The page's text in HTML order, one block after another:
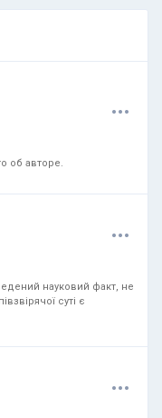
...
об авторе.
...
науковий факт, не
суті є
...